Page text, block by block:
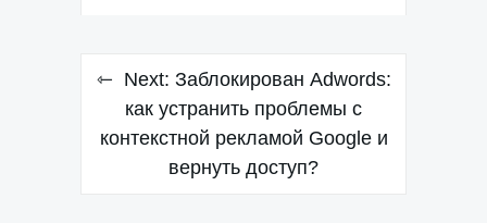
Навигация
записям
Next: Заблокирован Adwords:
как устранить проблемы с
контекстной рекламой Google и
вернуть доступ?